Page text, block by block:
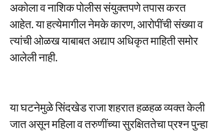
अकोला व नाशिक पोलीस संयुक्तपणे तपास करत
आहेत. या हत्येमागील नेमके कारण, आरोपींची संख्या व
त्यांची ओळख याबाबत अद्याप अधिकृत माहिती समोर
आलेली नाही.
या घटनेमुळे सिंदखेड राजा शहरात हळहळ व्यक्त केली
जात असून महिला व तरुणींच्या सुरक्षिततेचा प्रश्न पुन्हा